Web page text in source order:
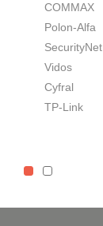
COMMAX
Polon-Alfa
SecurityNet
Vidos
Cyfral
TP-Link